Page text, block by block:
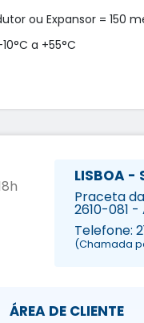
ou Expansor = 150
a +55°C
LISBOA -
Praceta
2610-081
Telefone:
(Chamada
ÁREA DE CLIENTE